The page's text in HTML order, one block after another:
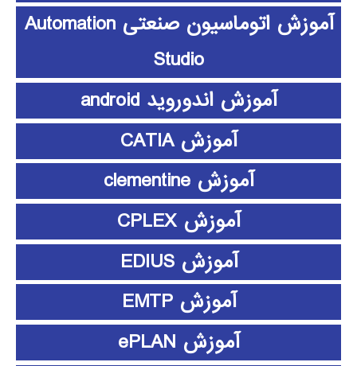
آموزش اتوماسیون صنعتی Automation
Studio
آموزش اندوروید android
آموزش CATIA
آموزش clementine
آموزش CPLEX
آموزش EDIUS
آموزش EMTP
آموزش ePLAN